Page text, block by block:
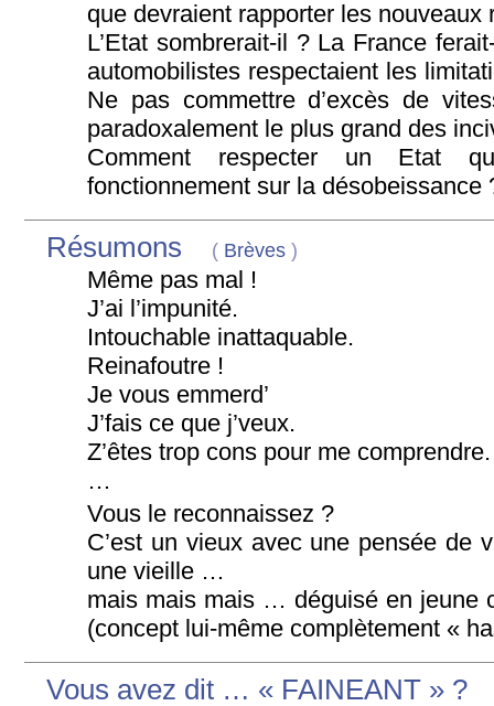
que devraient rapporter les nouveaux
L’Etat sombrerait-il ? La France
automobilistes respectaient les
Ne pas commettre d’excès de
paradoxalement le plus grand des
Comment respecter un Etat
fonctionnement sur la désobeissance
Résumons ( Brèves )
Même pas mal !
J’ai l’impunité.
Intouchable inattaquable.
Reinafoutre !
Je vous emmerd’
J’fais ce que j’veux.
Z’êtes trop cons pour me comprendre.
…
Vous le reconnaissez ?
C’est un vieux avec une pensée de
une vieille …
mais mais mais … déguisé en jeune
(concept lui-même complètement «
Vous avez dit … « FAINEANT » ?